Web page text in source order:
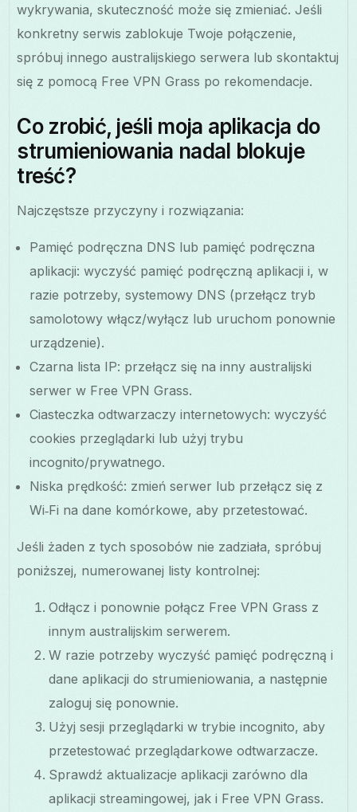
wykrywania, skuteczność może się zmieniać. Jeśli
konkretny serwis zablokuje Twoje połączenie,
spróbuj innego australijskiego serwera lub skontaktuj
się z pomocą Free VPN Grass po rekomendacje.
Co zrobić, jeśli moja aplikacja do
strumieniowania nadal blokuje
treść?
Najczęstsze przyczyny i rozwiązania:
Pamięć podręczna DNS lub pamięć podręczna
aplikacji: wyczyść pamięć podręczną aplikacji i, w
razie potrzeby, systemowy DNS (przełącz tryb
samolotowy włącz/wyłącz lub uruchom ponownie
urządzenie).
Czarna lista IP: przełącz się na inny australijski
serwer w Free VPN Grass.
Ciasteczka odtwarzaczy internetowych: wyczyść
cookies przeglądarki lub użyj trybu
incognito/prywatnego.
Niska prędkość: zmień serwer lub przełącz się z
Wi‑Fi na dane komórkowe, aby przetestować.
Jeśli żaden z tych sposobów nie zadziała, spróbuj
poniższej, numerowanej listy kontrolnej:
Odłącz i ponownie połącz Free VPN Grass z
innym australijskim serwerem.
W razie potrzeby wyczyść pamięć podręczną i
dane aplikacji do strumieniowania, a następnie
zaloguj się ponownie.
Użyj sesji przeglądarki w trybie incognito, aby
przetestować przeglądarkowe odtwarzacze.
Sprawdź aktualizacje aplikacji zarówno dla
aplikacji streamingowej, jak i Free VPN Grass.